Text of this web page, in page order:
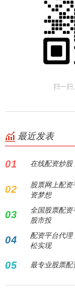
最近发表
01 在线配资炒股
02
股票网上配
资梦想
03
全国股票配
股市投
04
配资平台代
松实现
05 最专业股票